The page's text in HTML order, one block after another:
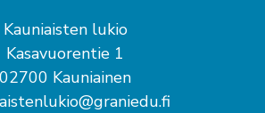
Kauniaisten lukio
Kasavuorentie 1
02700 Kauniainen